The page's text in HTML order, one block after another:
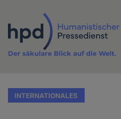
Inhalt
Der säkulare Blick auf die Welt.
INTERNATIONALES